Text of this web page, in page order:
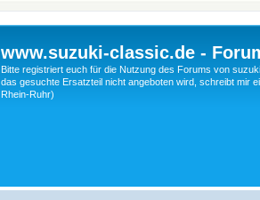
www.suzuki-classic.de -
Bitte registriert euch für die Nutzung des Forums von
das gesuchte Ersatzteil nicht angeboten wird, schreibt mir
Rhein-Ruhr)